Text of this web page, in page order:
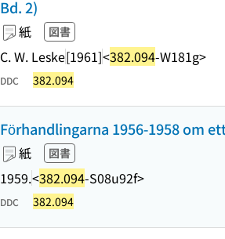
Bd. 2)
紙 図書
C. W. Leske[1961]<382.094-W181g>
DDC 382.094
Förhandlingarna 1956-1958 om
紙 図書
1959.<382.094-S08u92f>
DDC 382.094